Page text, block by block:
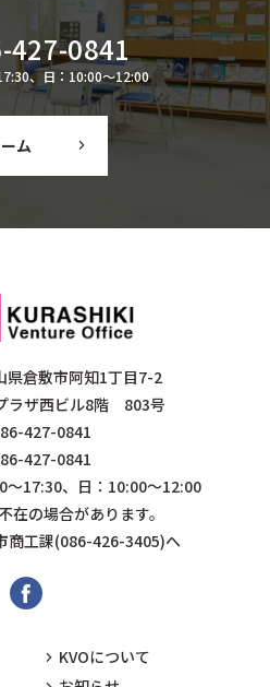
427-0841
、日：10:00～12:00
ム
県倉敷市阿知1丁目7-2
ラザ西ビル8階 803号
427-0841
427-0841
～17:30、日：10:00～12:00
在の場合があります。
商工課(086-426-3405)へ
KVOについて